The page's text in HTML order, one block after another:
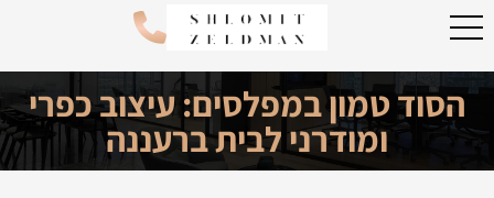
הסוד טמון במפלסים: עיצוב כפרי
ומודרני לבית ברעננה